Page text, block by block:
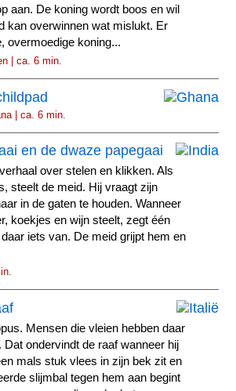
aan. De koning wordt boos en wil
kan overwinnen wat mislukt. Er
overmoedige koning...
| ca. 6 min.
| ca. 6 min.
en de dwaze papegaai
over stelen en klikken. Als
steelt de meid. Hij vraagt zijn
in de gaten te houden. Wanneer
koekjes en wijn steelt, zegt één
iets van. De meid grijpt hem en
Mensen die vleien hebben daar
Dat ondervindt de raaf wanneer hij
mals stuk vlees in zijn bek zit en
slijmbal tegen hem aan begint